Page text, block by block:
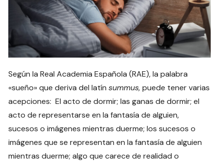
Según la Real Academia Española (RAE), la palabra
«sueño» que deriva del latínsummus, puede tener varias
acepciones: El acto de dormir; las ganas de dormir; el
acto de representarse en la fantasía de alguien,
sucesos o imágenes mientras duerme; los sucesos o
imágenes que se representan en la fantasía de alguien
mientras duerme; algo que carece de realidad o